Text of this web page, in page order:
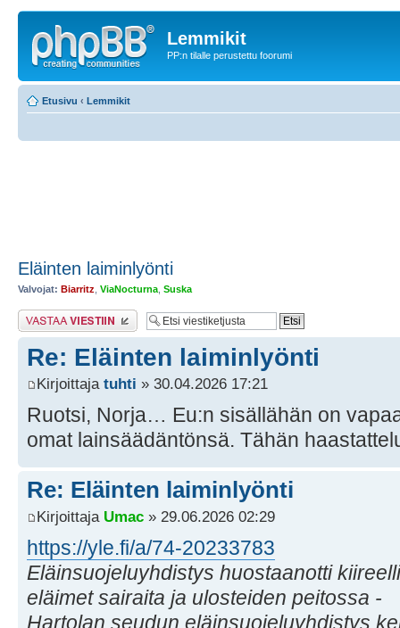
Lemmikit
PP:n tilalle perustettu foorumi
Etusivu ‹ Lemmikit
Eläinten laiminlyönti
Valvojat: Biarritz ViaNocturna Suska
Lähetä vastaus
Re: Eläinten laiminlyönti
Kirjoittaja tuhti » 30.04.2026 17:21
Ruotsi, Norja… Eu:n sisällähän on
omat lainsäädäntönsä. Tähän
Re: Eläinten laiminlyönti
Kirjoittaja Umac » 29.06.2026 02:29
https://yle.fi/a/74-20233783
Eläinsuojeluyhdistys huostaanotti
eläimet sairaita ja ulosteiden peitossa -
Hartolan seudun eläinsuojeluyhdistys